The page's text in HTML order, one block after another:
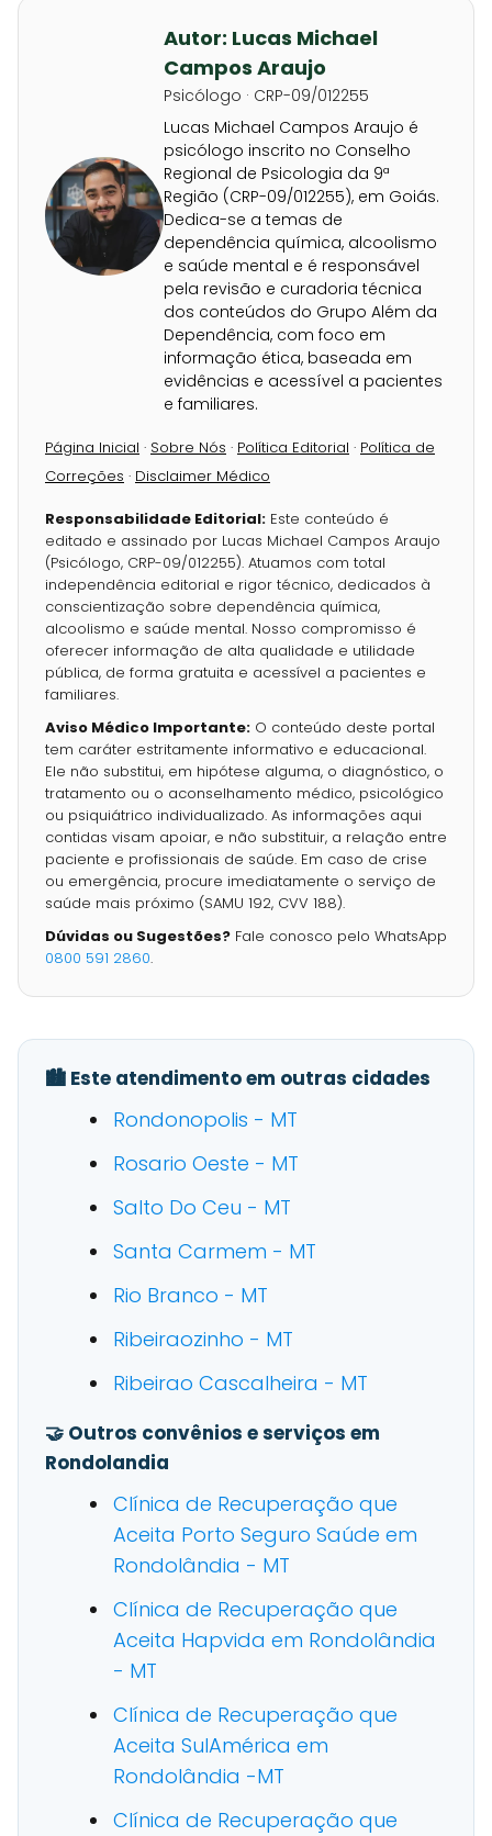
Autor: Lucas Michael
Campos Araujo
Psicólogo · CRP-09/012255
Lucas Michael Campos Araujo é
psicólogo inscrito no Conselho
Regional de Psicologia da 9ª
Região (CRP-09/012255), em Goiás.
Dedica-se a temas de
dependência química, alcoolismo
e saúde mental e é responsável
pela revisão e curadoria técnica
dos conteúdos do Grupo Além da
Dependência, com foco em
informação ética, baseada em
evidências e acessível a pacientes
e familiares.
Página Inicial · Sobre Nós · Política Editorial · Política de
Correções · Disclaimer Médico
Responsabilidade Editorial: Este conteúdo é
editado e assinado por Lucas Michael Campos Araujo
(Psicólogo, CRP-09/012255). Atuamos com total
independência editorial e rigor técnico, dedicados à
conscientização sobre dependência química,
alcoolismo e saúde mental. Nosso compromisso é
oferecer informação de alta qualidade e utilidade
pública, de forma gratuita e acessível a pacientes e
familiares.
Aviso Médico Importante: O conteúdo deste portal
tem caráter estritamente informativo e educacional.
Ele não substitui, em hipótese alguma, o diagnóstico, o
tratamento ou o aconselhamento médico, psicológico
ou psiquiátrico individualizado. As informações aqui
contidas visam apoiar, e não substituir, a relação entre
paciente e profissionais de saúde. Em caso de crise
ou emergência, procure imediatamente o serviço de
saúde mais próximo (SAMU 192, CVV 188).
Dúvidas ou Sugestões? Fale conosco pelo WhatsApp
0800 591 2860.
🏙️ Este atendimento em outras cidades
Rondonopolis - MT
Rosario Oeste - MT
Salto Do Ceu - MT
Santa Carmem - MT
Rio Branco - MT
Ribeiraozinho - MT
Ribeirao Cascalheira - MT
🤝 Outros convênios e serviços em
Rondolandia
Clínica de Recuperação que
Aceita Porto Seguro Saúde em
Rondolândia - MT
Clínica de Recuperação que
Aceita Hapvida em Rondolândia
- MT
Clínica de Recuperação que
Aceita SulAmérica em
Rondolândia -MT
Clínica de Recuperação que